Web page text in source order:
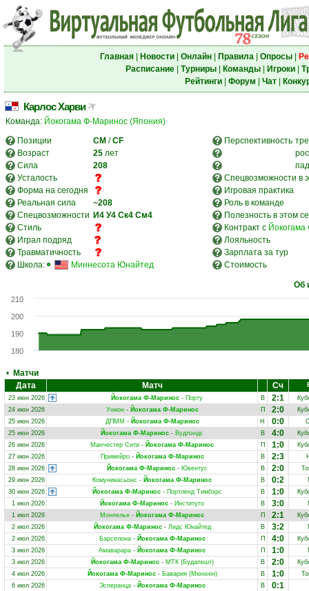
Главная| Новости| Онлайн| Правила| Опросы|
Расписание| Турниры| Команды| Игроки|
Рейтинги| Форум Чат|
Карлос Харви
Команда: Йокогама Ф-Маринос (Япония)
Позиции
CM /CF Перспективность
Возраст
25 лет
Сила
208
Усталость
Спецвозможности в
Форма на сегодня
Игровая практика
Реальная сила
~208
Роль в команде
Спецвозможности И4 У4 Ск4 См4
Полезность в этом
Стиль
Контракт с
Играл подряд
Лояльность
Травматичность
Зарплата за тур
Школа:
Миннесота Юнайтед Стоимость
Об
180
190
200
210
• Матчи
Дата
Матч Сч
23 июн 2026
Йокогама Ф-Маринос - Порту В 2:1
24 июн 2026
Унион- Йокогама Ф-Маринос П 2:0
25 июн 2026
ДПММ - Йокогама Ф-Маринос Н 0:0
25 июн 2026
Йокогама Ф-Маринос - Вудлэндс В 4:0
26 июн 2026
Манчестер Сити - Йокогама Ф-Маринос П 1:0
27 июн 2026
Примейро- Йокогама Ф-Маринос В 2:3
28 июн 2026
Йокогама Ф-Маринос- Ювентус В 2:0
29 июн 2026
Комуникасьонс - Йокогама Ф-Маринос В 0:2
30 июн 2026
Йокогама Ф-Маринос- Портленд Тимбэрс В 1:0
1 июл 2026
Йокогама Ф-Маринос - Институто В 3:0
1 июл 2026
Монпелье - Йокогама Ф-Маринос П 2:1
2 июл 2026
Йокогама Ф-Маринос- Лидс Юнайтед В 3:2
2 июл 2026
Барселона- Йокогама Ф-Маринос П 4:0
3 июл 2026
Амаварара - Йокогама Ф-Маринос П 1:0
3 июл 2026
Йокогама Ф-Маринос- МТК (Будапешт) В 2:0
4 июл 2026
Йокогама Ф-Маринос- Бавария (Мюнхен) В 1:0
6 июл 2026
Эсперанца- Йокогама Ф-Маринос В 0:1